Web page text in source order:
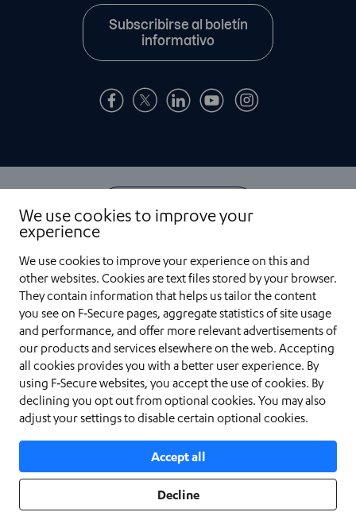
Subscribirse al boletín
informativo
Condiciones del servicio
Política de privacidad
Accesibilidad
© F-Secure 2026
We use cookies to improve your
experience
We use cookies to improve your experience on this and
other web­sites. Cookies are text files stored by your browser.
They contain information that helps us tailor the content
you see on F‑Secure pages, aggregate statistics of site usage
and performance, and offer more relevant advertisements of
our products and services elsewhere on the web. Accepting
all cookies provides you with a better user experience. By
using F‑Secure web­sites, you accept the use of cookies. By
declining you opt out from optional cookies. You may also
adjust your settings to disable certain optional cookies.
Accept all
Decline